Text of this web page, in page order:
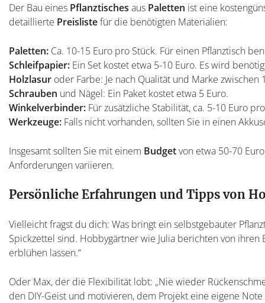
Der Bau eines Pflanztisches aus Paletten ist eine
detaillierte Preislistefür die benötigten Materialien:
Paletten: Ca. 10-15 Euro pro Stück. Für einen Pflanztisch
Schleifpapier: Ein Set kostet etwa 5-10 Euro. Es wird
Holzlasur oder Farbe: Je nach Qualität und Marke
Schrauben und Nägel: Ein Paket kostet etwa 5 Euro.
Winkelverbinder: Für zusätzliche Stabilität, ca. 5-10 Euro
Werkzeuge: Falls nicht vorhanden, sollten Sie in einen
Insgesamt sollten Sie mit einem Budgetvon etwa 50-70
Anforderungen variieren.
Persönliche Erfahrungen und Tipps von
Vielleicht fragst du dich: Was bringt ein selbstgebauter
Spickzettel sind. Hobbygärtner wie Julia berichten von
erblühen lassen.“
Oder Max, der die Flexibilität lobt: „Nie wieder
den DIY-Geist und motivieren, dem Projekt eine eigene